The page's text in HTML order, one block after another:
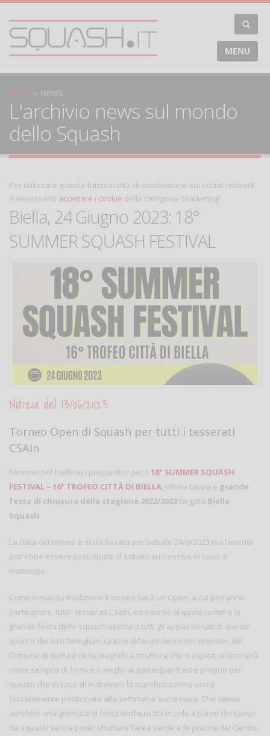
MENU
HOME NEWS
L'archivio news sul mondo
dello Squash
Per utilizzare questa funzionalità di condivisione sui social network
è necessario accettare i cookie della categoria 'Marketing'
Biella, 24 Giugno 2023: 18°
SUMMER SQUASH FESTIVAL
Notizia del 13/06/2023
Torneo Open di Squash per tutti i tesserati
CSAIn
Fervono nel biellese i preparativi per il 18° SUMMER SQUASH
FESTIVAL – 16° TROFEO CITTÀ DI BIELLA, ultima tappa e grande
festa di chiusura della stagione 2022/2023targata Biella
Squash.
La data del torneo è stata fissata per sabato 24/6/2023 ma l’evento
potrebbe essere posticipato al sabato successivo in caso di
maltempo.
Come ormai da tradizione il torneo sarà un Open, a cui potranno
partecipare tutti i tesserati Csain, ed intorno al quale ruoterà la
grande festa dello squash aperta a tutti gli appassionati di questo
sport e dei loro famigliari. Grazie all'aiuto dei nostri sponsor, del
Comune di Biella e della magnifica struttura che ci ospita, si cercherà
come sempre di fornire il meglio ai partecipanti ed è proprio per
questo che in caso di maltempo la manifestazione verrà
forzatamente posticipata alla settimana successiva. Che senso
avrebbe una giornata di festa rinchiusi tra le solo 4 pareti dei campi
da squash senza poter sfruttare l’area verde e le piscine del Centro